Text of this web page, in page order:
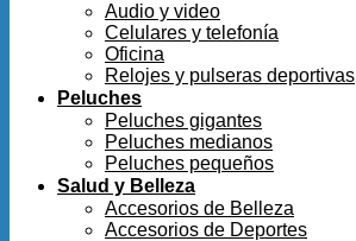
Audio y video
Celulares y telefonía
Oficina
Relojes y pulseras deportivas
Peluches
Peluches gigantes
Peluches medianos
Peluches pequeños
Salud y Belleza
Accesorios de Belleza
Accesorios de Deportes